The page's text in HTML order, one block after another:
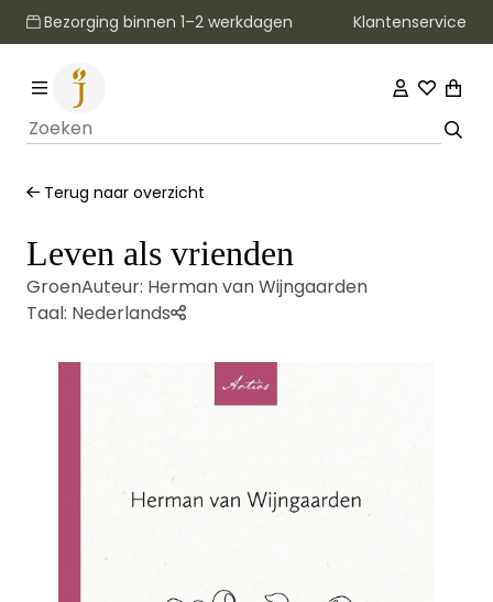
Bezorging binnen 1–2 werkdagen Klantenservice
Terug naar overzicht
Leven als vrienden
GroenAuteur: Herman van Wijngaarden
Taal: Nederlands